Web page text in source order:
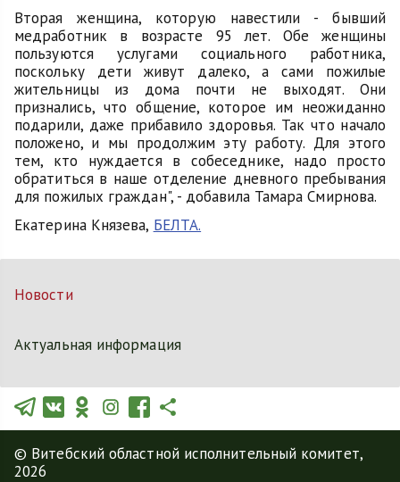
Вторая женщина, которую навестили - бывший
медработник в возрасте 95 лет. Обе женщины
пользуются услугами социального работника,
поскольку дети живут далеко, а сами пожилые
жительницы из дома почти не выходят. Они
признались, что общение, которое им неожиданно
подарили, даже прибавило здоровья. Так что начало
положено, и мы продолжим эту работу. Для этого
тем, кто нуждается в собеседнике, надо просто
обратиться в наше отделение дневного пребывания
для пожилых граждан", - добавила Тамара Смирнова.
Екатерина Князева, БЕЛТА.
Новости
Актуальная информация
© Витебский областной исполнительный комитет,
2026